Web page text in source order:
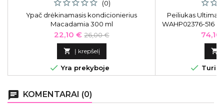
(0)
Ypač drėkinamasis kondicionierius
Macadamia 300 ml
Kaina
22,10 € Bazinė
kaina
26,00 €
 Į krepšelį
 Yra prekyboje
Peiliukas
WAHP02376-516
mašinėlei Wahl
Series Blade
modeliams:
Deluxe, Power
Kaina
74,10


chat KOMENTARAI (0)